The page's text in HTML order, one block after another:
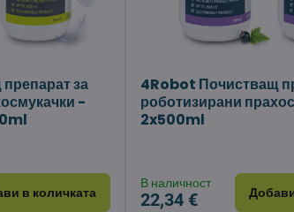
за
-
в количката
4Robot Почистващ
роботизирани
2x500ml
В наличност
22,34 €